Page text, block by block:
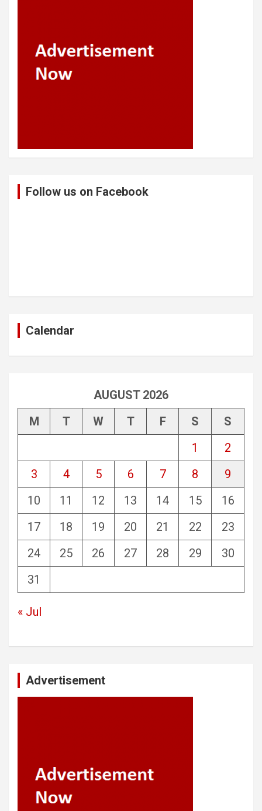
Follow us on Facebook
Calendar
AUGUST 2026
M
T W T F S
S
1
2
3
4 5 6 7 8
9
10
11 12 13 14 15
16
17
18 19 20 21 22
23
24
25 26 27 28 29
30
31
« Jul
Advertisement